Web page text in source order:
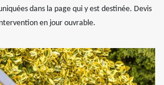
dans la page qui y est destinée. Devis
en jour ouvrable.